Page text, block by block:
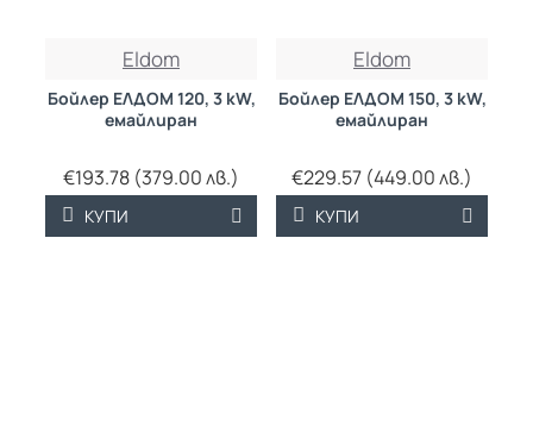
Eldom
Бойлер ЕЛДОМ 120, 3 kW,
емайлиран
€193.78 (379.00 лв.)
КУПИ
Eldom
Бойлер ЕЛДОМ 150, 3 kW,
емайлиран
€229.57 (449.00 лв.)
КУПИ